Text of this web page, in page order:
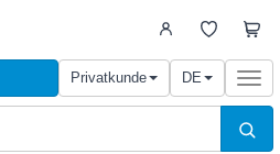
Privatkunde DE